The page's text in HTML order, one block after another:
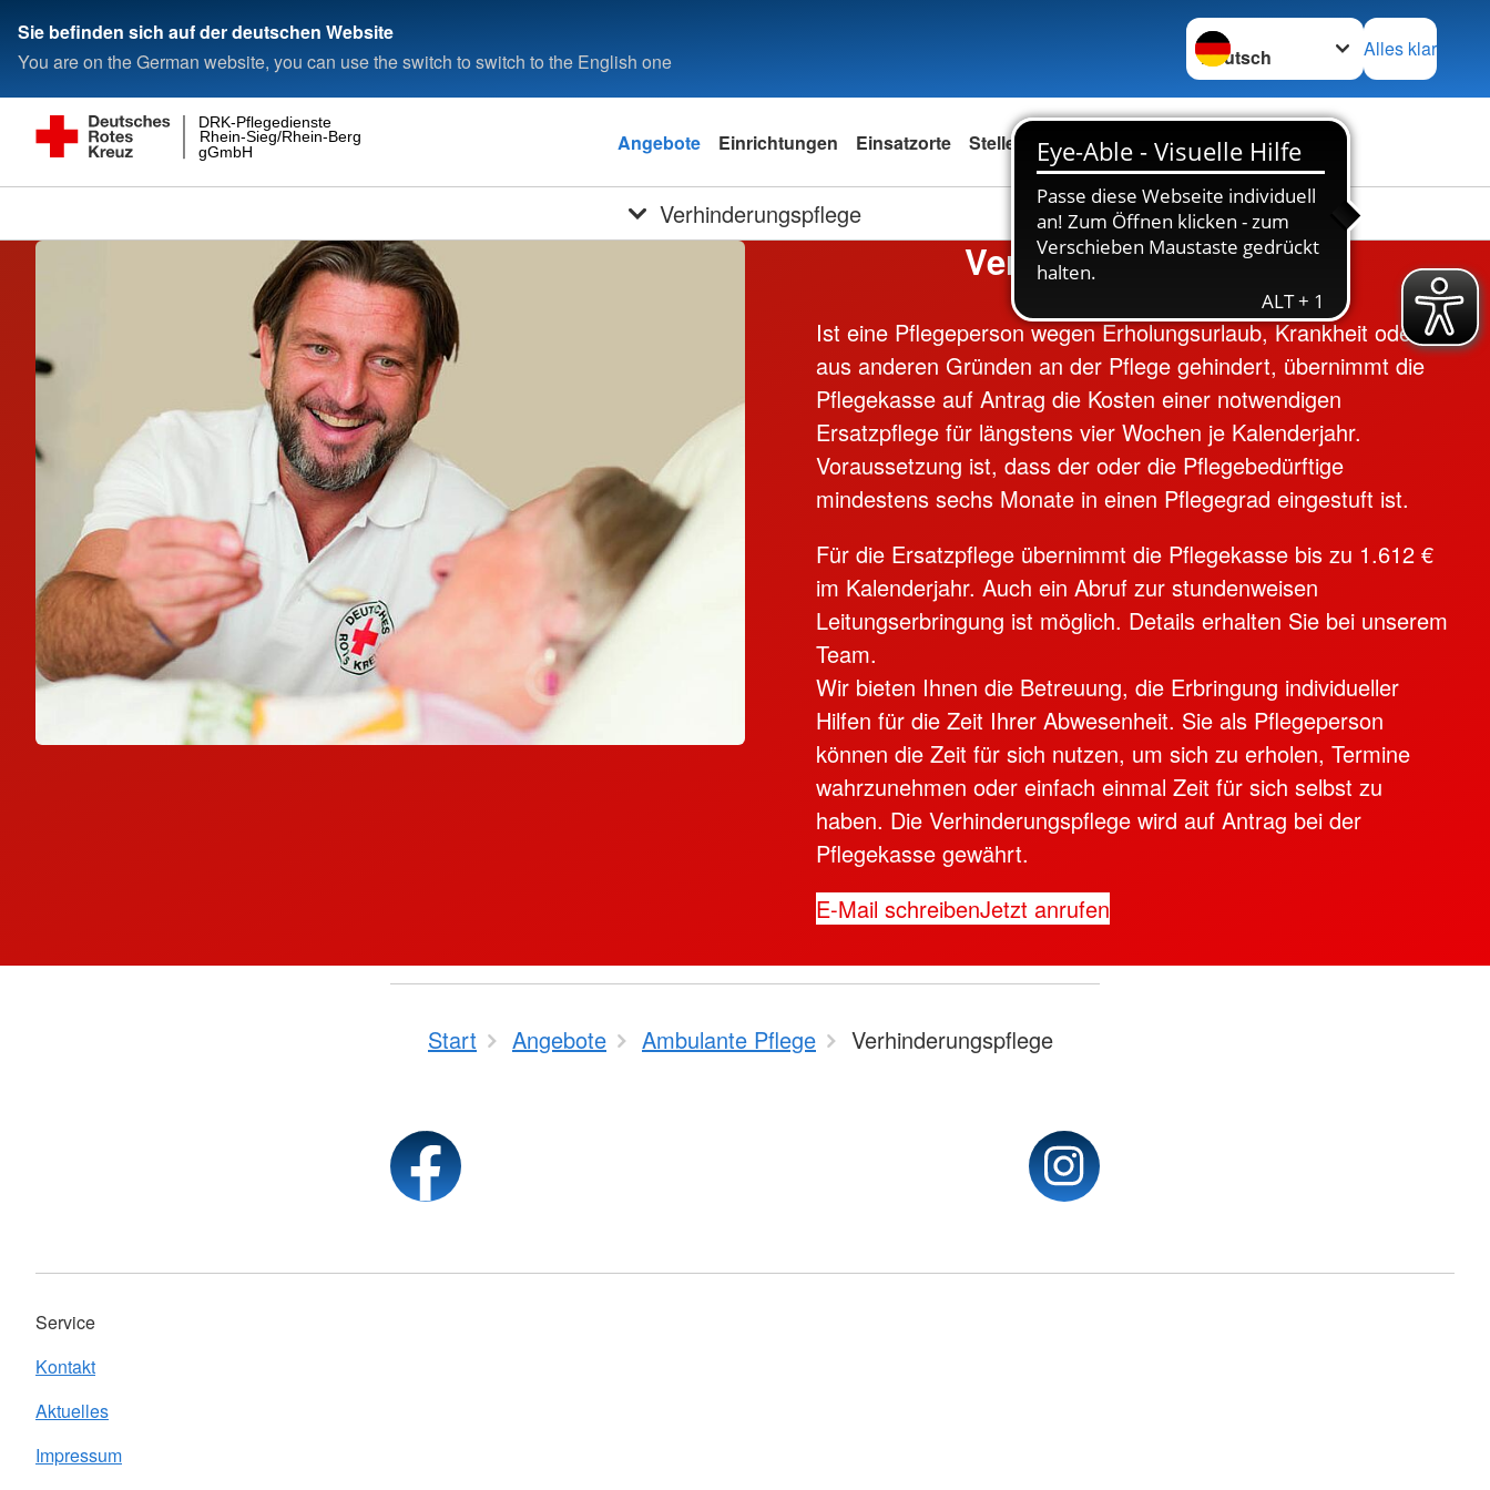
Sie befinden sich auf der deutschen Website
You are on the German website, you can use the switch to switch to the English one
Sprache wechseln zu
Alles klar
gGmbH
Rhein-Sieg/Rhein-Berg
DRK-Pflegedienste
Angebote Einrichtungen Einsatzorte Stellenbörse Über uns
Verhinderungspflege
Verhinderungspflege
Ist eine Pflegeperson wegen Erholungsurlaub, Krankheit oder
aus anderen Gründen an der Pflege gehindert, übernimmt die
Pflegekasse auf Antrag die Kosten einer notwendigen
Ersatzpflege für längstens vier Wochen je Kalenderjahr.
Voraussetzung ist, dass der oder die Pflegebedürftige
mindestens sechs Monate in einen Pflegegrad eingestuft ist.
Für die Ersatzpflege übernimmt die Pflegekasse bis zu 1.612 €
im Kalenderjahr. Auch ein Abruf zur stundenweisen
Leitungserbringung ist möglich. Details erhalten Sie bei unserem
Team.
Wir bieten Ihnen die Betreuung, die Erbringung individueller
Hilfen für die Zeit Ihrer Abwesenheit. Sie als Pflegeperson
können die Zeit für sich nutzen, um sich zu erholen, Termine
wahrzunehmen oder einfach einmal Zeit für sich selbst zu
haben. Die Verhinderungspflege wird auf Antrag bei der
Pflegekasse gewährt.
E-Mail schreibenJetzt anrufen
Start Angebote Ambulante Pflege Verhinderungspflege
Service
Kontakt
Aktuelles
Impressum